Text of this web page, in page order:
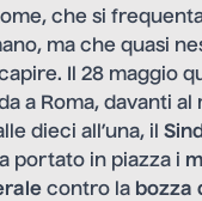
che si
ma che quasi
Il 28 maggio
a Roma, davanti al
dieci all’una, il
portato in piazza i
contro la bozza